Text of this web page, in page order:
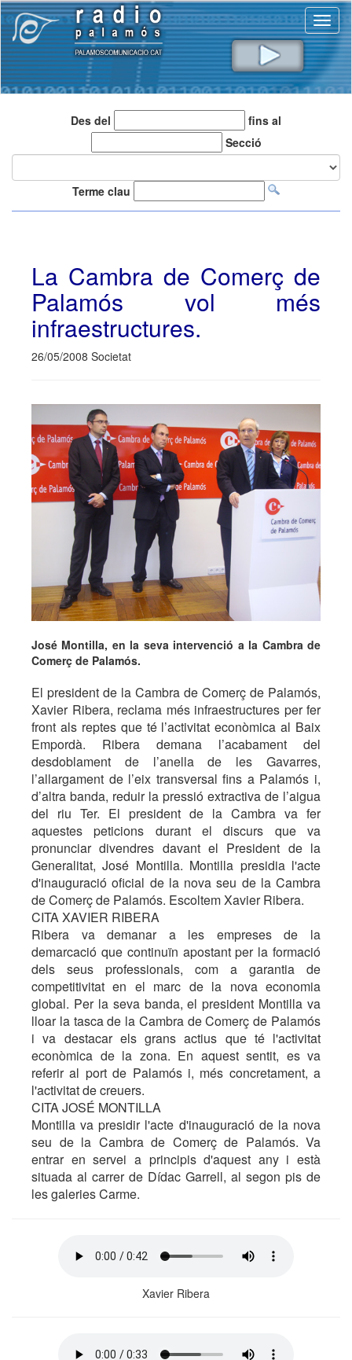
Des del
fins al
Secció
Terme clau
La Cambra de Comerç de
Palamós vol més
infraestructures.
26/05/2008 Societat
José Montilla, en la seva intervenció a la Cambra de
Comerç de Palamós.
El president de la Cambra de Comerç de Palamós,
Xavier Ribera, reclama més infraestructures per fer
front als reptes que té l’activitat econòmica al Baix
Empordà. Ribera demana l’acabament del
desdoblament de l’anella de les Gavarres,
l’allargament de l’eix transversal fins a Palamós i,
d’altra banda, reduir la pressió extractiva de l’aigua
del riu Ter. El president de la Cambra va fer
aquestes peticions durant el discurs que va
pronunciar divendres davant el President de la
Generalitat, José Montilla. Montilla presidia l'acte
d'inauguració oficial de la nova seu de la Cambra
de Comerç de Palamós. Escoltem Xavier Ribera.
CITA XAVIER RIBERA
Ribera va demanar a les empreses de la
demarcació que continuïn apostant per la formació
dels seus professionals, com a garantia de
competitivitat en el marc de la nova economia
global. Per la seva banda, el president Montilla va
lloar la tasca de la Cambra de Comerç de Palamós
i va destacar els grans actius que té l'activitat
econòmica de la zona. En aquest sentit, es va
referir al port de Palamós i, més concretament, a
l'activitat de creuers.
CITA JOSÉ MONTILLA
Montilla va presidir l'acte d'inauguració de la nova
seu de la Cambra de Comerç de Palamós. Va
entrar en servei a principis d'aquest any i està
situada al carrer de Dídac Garrell, al segon pis de
les galeries Carme.
Xavier Ribera